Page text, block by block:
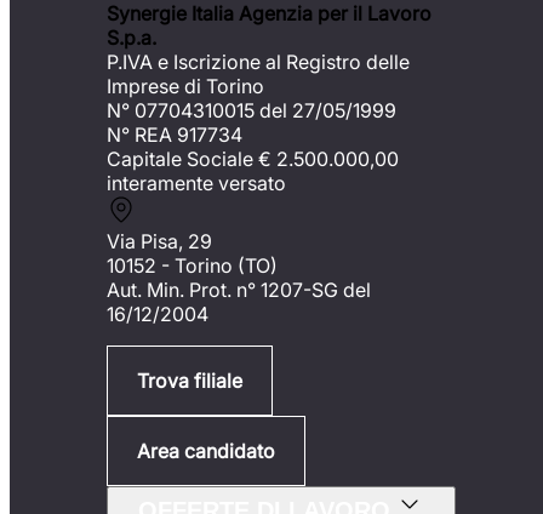
Synergie Italia Agenzia per il Lavoro
S.p.a.
P.IVA e Iscrizione al Registro delle
Imprese di Torino
N° 07704310015 del 27/05/1999
N° REA 917734
Capitale Sociale € 2.500.000,00
interamente versato
Via Pisa, 29
10152 - Torino (TO)
Aut. Min. Prot. n° 1207-SG del
16/12/2004
Trova filiale
Area candidato